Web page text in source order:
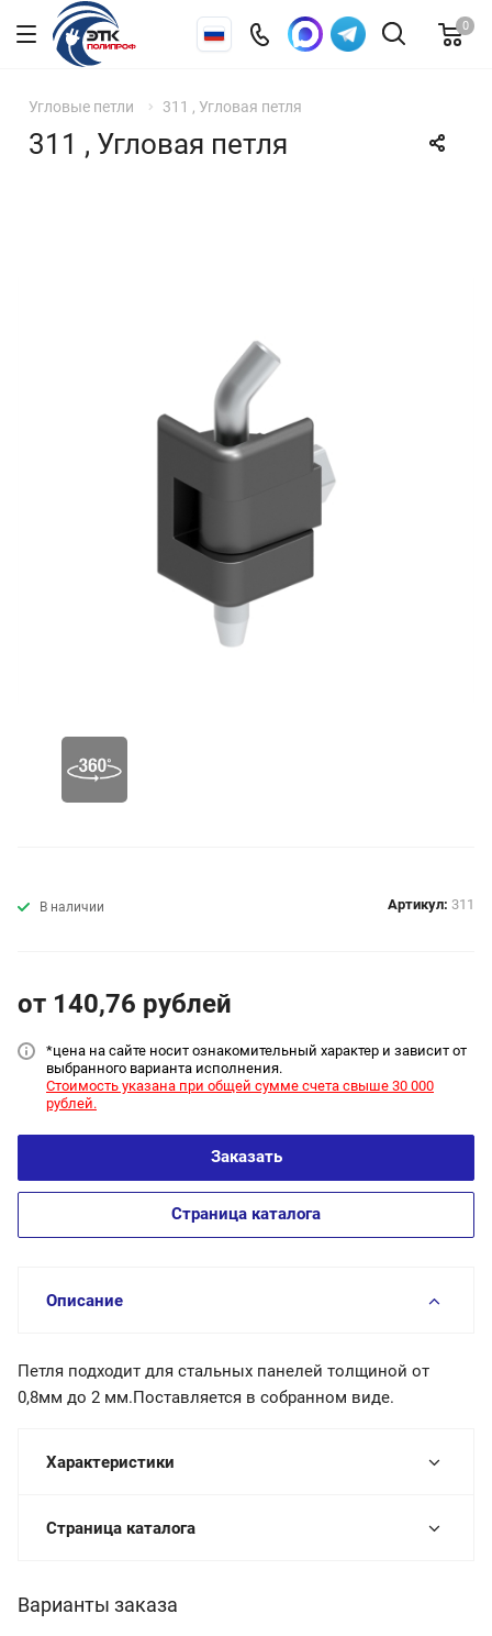
0
Угловые петли 311 , Угловая петля
311 , Угловая петля
В наличии Артикул: 311
от 140,76 рублей
*цена на сайте носит ознакомительный характер и зависит от
выбранного варианта исполнения.
Стоимость указана при общей сумме счета свыше 30 000
рублей.
Заказать
Страница каталога
Описание
Петля подходит для стальных панелей толщиной от
0,8мм до 2 мм.Поставляется в собранном виде.
Характеристики
Страница каталога
Варианты заказа